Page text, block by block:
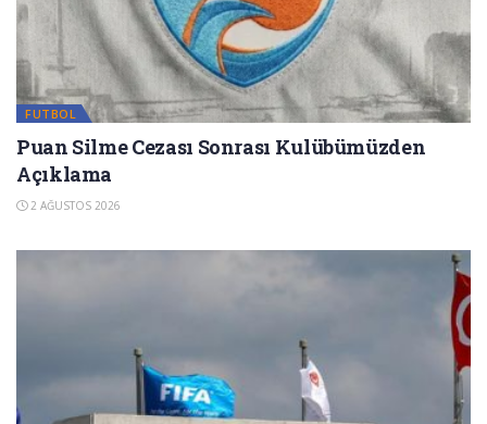
FUTBOL
Puan Silme Cezası Sonrası Kulübümüzden
Açıklama
2 AĞUSTOS 2026